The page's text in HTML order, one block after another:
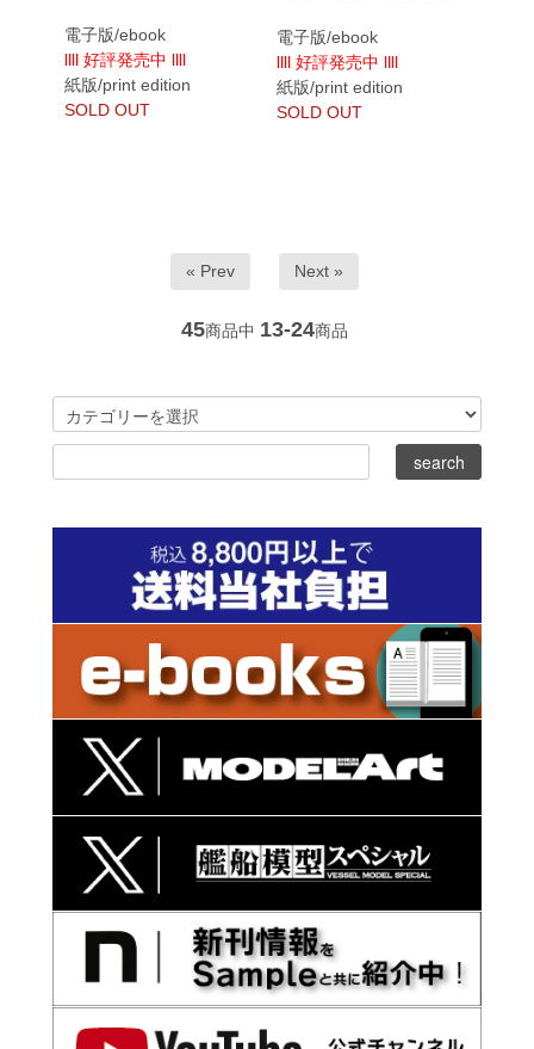
電子版/ebook
llll 好評発売中 llll
紙版/print edition
SOLD OUT
電子版/ebook
llll 好評発売中 llll
紙版/print edition
SOLD OUT
« Prev Next »
45商品中 13-24商品